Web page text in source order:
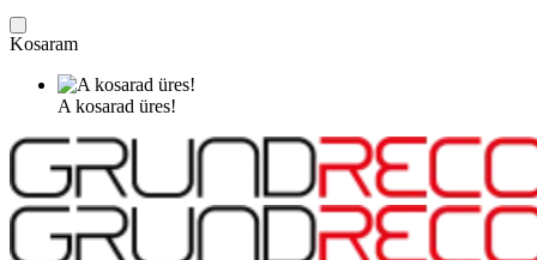
Kosaram
A kosarad üres!